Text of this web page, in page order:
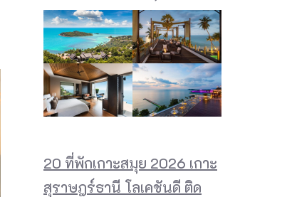
20 ที่พักเกาะสมุย 2026 เกาะ
สุราษฎร์ธานี โลเคชันดี ติด